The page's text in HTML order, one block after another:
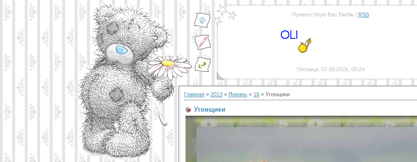
Приветствую Вас Гость | RSS
Пятница, 07.08.2026, 00:24
Главная » 2013 » Январь » 16 » Угонщики
Угонщики